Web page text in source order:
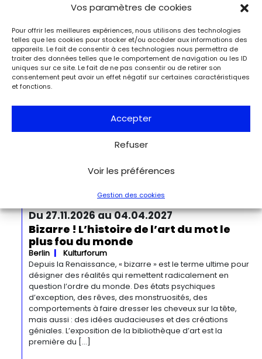
Vos paramètres de cookies
Pour offrir les meilleures expériences, nous utilisons des technologies
telles que les cookies pour stocker et/ou accéder aux informations des
appareils. Le fait de consentir à ces technologies nous permettra de
traiter des données telles que le comportement de navigation ou les ID
uniques sur ce site. Le fait de ne pas consentir ou de retirer son
consentement peut avoir un effet négatif sur certaines caractéristiques
et fonctions.
Accepter
Refuser
Voir les préférences
Gestion des cookies
À l’occasion de l’anniversaire de la Libération de Paris, le
musée de la Libération de Paris – musée du général
Leclerc – musée Jean Moulin expose la lettre du 27 août
1944 de Charles de Gaulle à son épouse Yvonne, lui narrant
les événements de la Libération de Paris.
Du 13.09.2026 au 03.01.2027
Detroit
Detroit Institute of Arts
« Georgia O’Keeffe. Architecture » est une exposition
réalisées entre les années 1920 et 1960. Pionnière de l’art
moderne, O’Keeffe a célébré la beauté et la complexité
œuvres remarquables. Tout au long de sa longue carrière,
Du 27.11.2026 au 04.04.2027
Bizarre ! L’histoire de l’art du mot le
plus fou du monde
Berlin
Kulturforum
Depuis la Renaissance, « bizarre » est le terme ultime pour
désigner des réalités qui remettent radicalement en
question l’ordre du monde. Des états psychiques
d’exception, des rêves, des monstruosités, des
comportements à faire dresser les cheveux sur la tête,
mais aussi : des idées audacieuses et des créations
géniales. L’exposition de la bibliothèque d’art est la
première du […]